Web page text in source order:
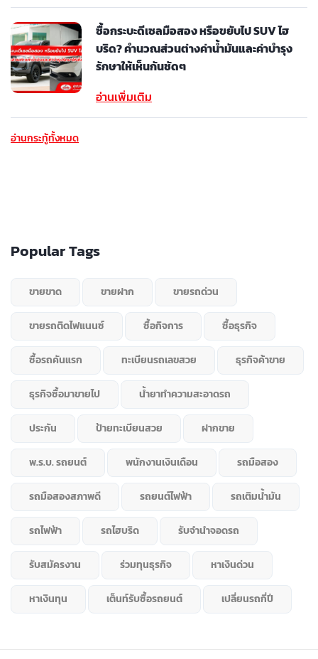
ซื้อกระบะดีเซลมือสอง หรือขยับไป SUV ไฮ
บริด? คำนวณส่วนต่างค่าน้ำมันและค่าบำรุง
รักษาให้เห็นกันชัดๆ
อ่านเพิ่มเติม
อ่านกระทู้ทั้งหมด
Popular Tags
ขายขาด ขายฝาก ขายรถด่วน
ขายรถติดไฟแนนซ์ ซื้อกิจการ ซื้อธุรกิจ
ซื้อรถคันแรก ทะเบียนรถเลขสวย ธุรกิจค้าขาย
ธุรกิจซื้อมาขายไป น้ำยาทำความสะอาดรถ
ประกัน ป้ายทะเบียนสวย ฝากขาย
พ.ร.บ. รถยนต์ พนักงานเงินเดือน รถมือสอง
รถมือสองสภาพดี รถยนต์ไฟฟ้า รถเติมน้ำมัน
รถไฟฟ้า รถไฮบริด รับจำนำจอดรถ
รับสมัครงาน ร่วมทุนธุรกิจ หาเงินด่วน
หาเงินทุน เต็นท์รับซื้อรถยนต์ เปลี่ยนรถกี่ปี